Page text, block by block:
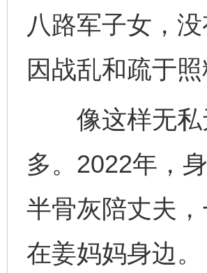
八路军子女，
因战乱和疏于照
像这样无私
多。2022年，
半骨灰陪丈夫
在姜妈妈身边。